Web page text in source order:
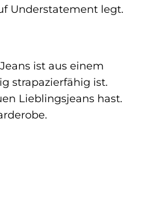
Understatement legt.
ist aus einem
strapazierfähig ist.
Lieblingsjeans hast.